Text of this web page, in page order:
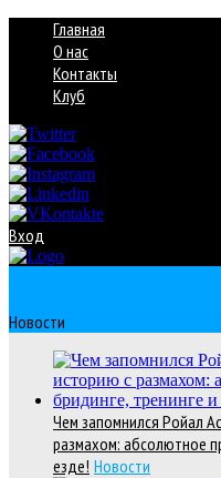
Главная
О нас
Контакты
Клуб
Вход
Новости
Чем запомнился Ройал
размахом: абсолютное
езде! Новости